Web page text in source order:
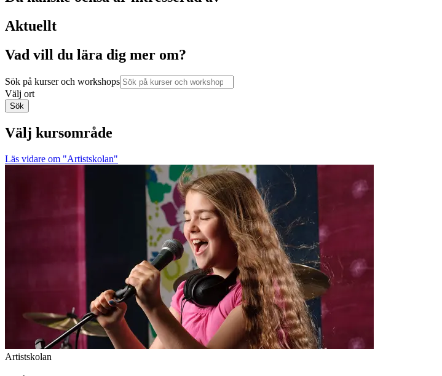
Aktuellt
Vad vill du lära dig mer om?
Sök på kurser och workshops
Välj ort
Sök
Välj kursområde
Läs vidare om "Artistskolan"
Artistskolan